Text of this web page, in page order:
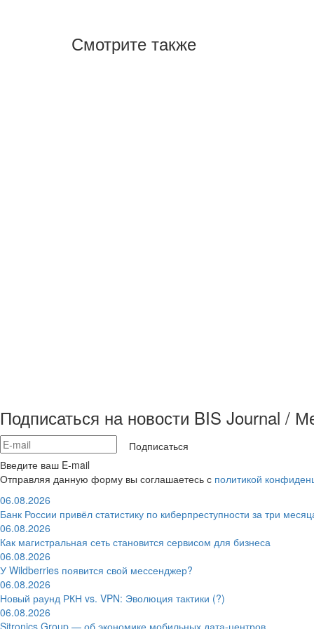
Смотрите также
Подписаться на новости BIS Journal /
Подписаться
Введите ваш E-mail
Отправляя данную форму вы соглашаетесь с политикой
06.08.2026
Банк России привёл статистику по киберпреступности за три
06.08.2026
Как магистральная сеть становится сервисом для бизнеса
06.08.2026
У Wildberries появится свой мессенджер?
06.08.2026
Новый раунд РКН vs. VPN: Эволюция тактики (?)
06.08.2026